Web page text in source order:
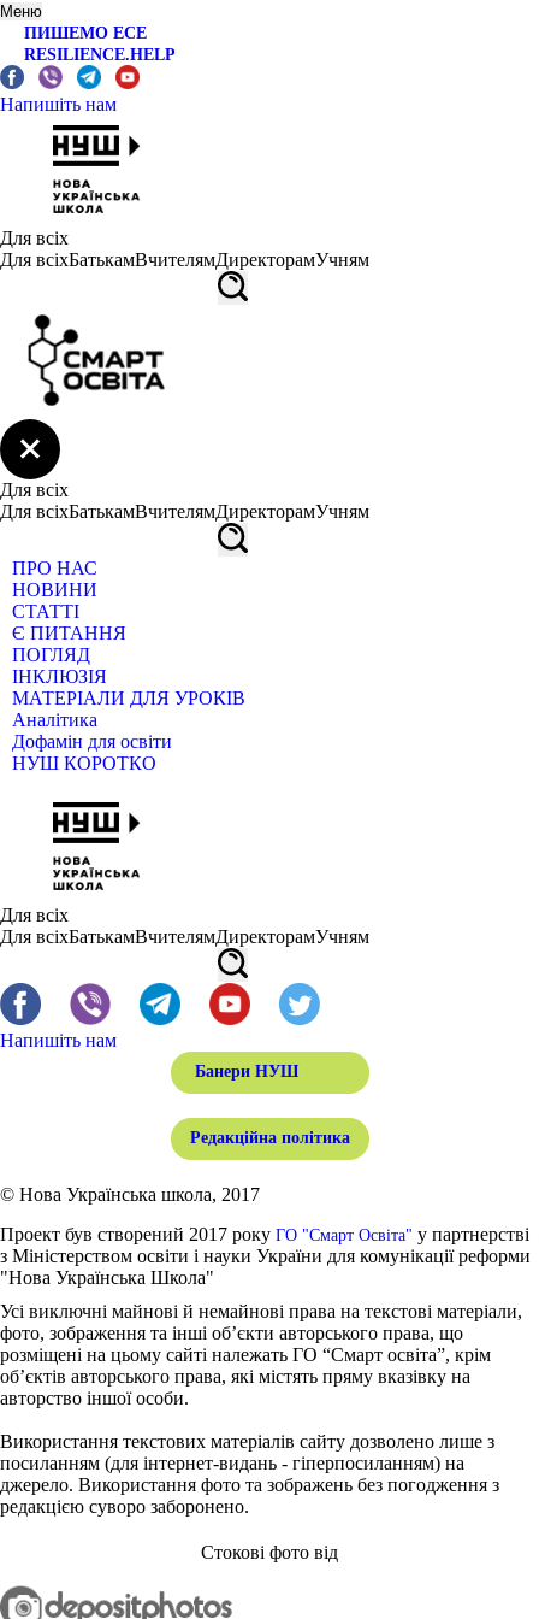
Меню
ПИШЕМО ЕСЕ
RESILIENCE.HELP
Напишіть нам
Для всіх
Для всіхБатькамВчителямДиректорамУчням
Для всіх
Для всіхБатькамВчителямДиректорамУчням
ПРО НАС
НОВИНИ
СТАТТІ
Є ПИТАННЯ
ПОГЛЯД
ІНКЛЮЗІЯ
МАТЕРІАЛИ ДЛЯ УРОКІВ
Аналітика
Дофамін для освіти
НУШ КОРОТКО
Для всіх
Для всіхБатькамВчителямДиректорамУчням
Напишіть нам
Банери НУШ
Редакційна політика
© Нова Українська школа, 2017
Проект був створений 2017 року ГО "Смарт Освіта" у партнерстві
з Міністерством освіти і науки України для комунікації реформи
"Нова Українська Школа"
Усі виключні майнові й немайнові права на текстові матеріали,
фото, зображення та інші об’єкти авторського права, що
розміщені на цьому сайті належать ГО “Смарт освіта”, крім
об’єктів авторського права, які містять пряму вказівку на
авторство іншої особи.
Використання текстових матеріалів сайту дозволено лише з
посиланням (для інтернет-видань - гіперпосиланням) на
джерело. Використання фото та зображень без погодження з
редакцією суворо заборонено.
Стокові фото від